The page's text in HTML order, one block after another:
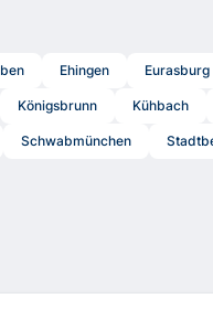
Ehingen Eurasburg
Königsbrunn Kühbach
Schwabmünchen